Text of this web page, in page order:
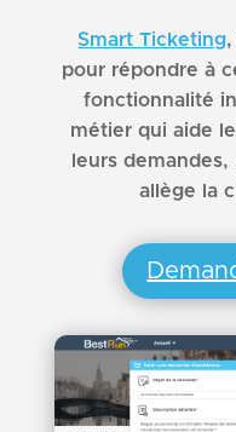
Smart Ticketing,
pour répondre à
fonctionnalité
métier qui aide
leurs
allège la